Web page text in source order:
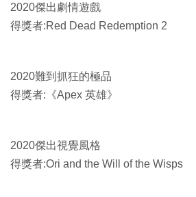
2020傑出劇情遊戲
得獎者:Red Dead Redemption 2
2020難到抓狂的極品
得獎者:《Apex 英雄》
2020傑出視覺風格
得獎者:Ori and the Will of the Wisps